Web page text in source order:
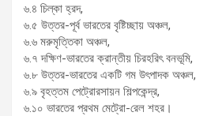
৬.৪ চিল্কা হ্রদ,
৬.৫ উত্তর-পূর্ব ভারতের বৃষ্টিচ্ছায় অঞ্চল,
৬.৬ মরুমৃত্তিকা অঞ্চল,
৬.৭ দক্ষিণ-ভারতের ক্রান্তীয় চিরহরিৎ বনভূমি,
৬.৮ উত্তর-ভারতের একটি গম উৎপাদক অঞ্চল,
৬.৯ বৃহত্তম পেট্রোরসায়ন শিল্পকেন্দ্র,
৬.১০ ভারতের প্রথম মেট্রো-রেল শহর।